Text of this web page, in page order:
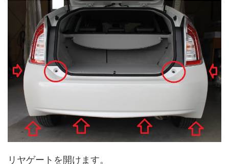
リヤゲートを開けます。